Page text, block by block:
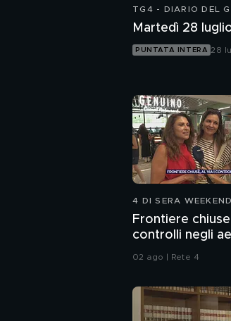
TG4 - DIARIO DEL
Martedì 28
PUNTATA INTERA 28
4 DI SERA WEEKEND
Frontiere
controlli negli
02 ago | Rete 4